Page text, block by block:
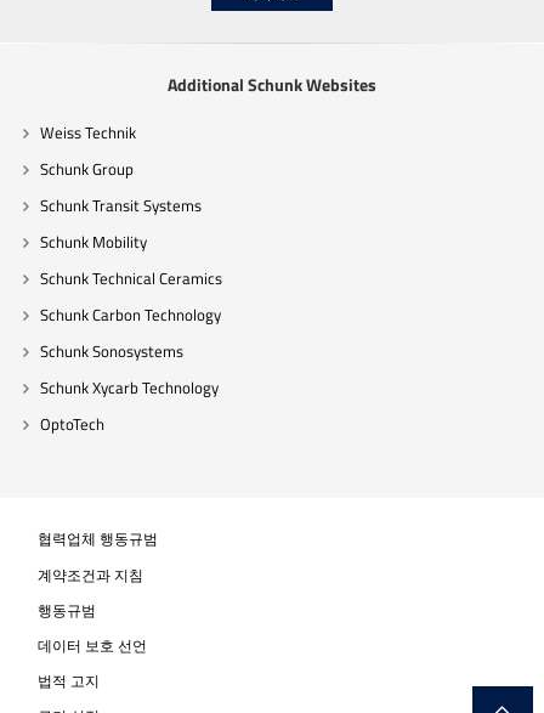
Additional Schunk Websites
Weiss Technik
Schunk Group
Schunk Transit Systems
Schunk Mobility
Schunk Technical Ceramics
Schunk Carbon Technology
Schunk Sonosystems
Schunk Xycarb Technology
OptoTech
협력업체 행동규범
계약조건과 지침
행동규범
데이터 보호 선언
법적 고지